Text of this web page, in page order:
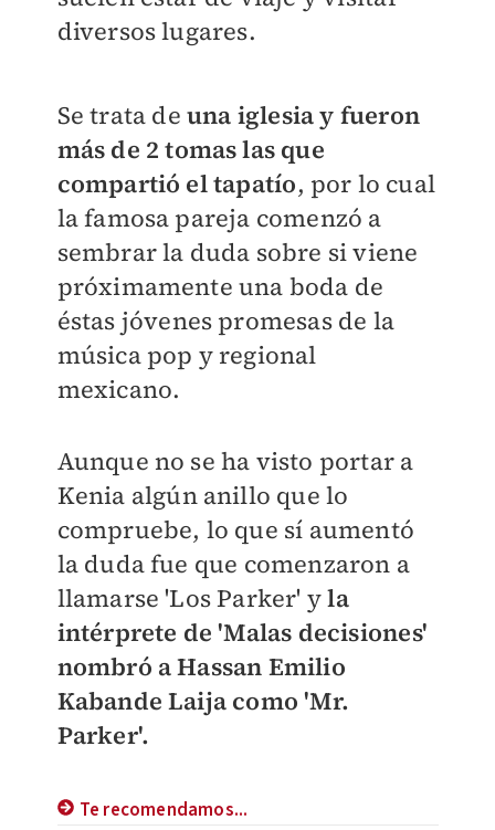
diversos lugares.
Se trata de una iglesia y fueron
más de 2 tomas las que
compartió el tapatío, por lo cual
la famosa pareja comenzó a
sembrar la duda sobre si viene
próximamente una boda de
éstas jóvenes promesas de la
música pop y regional
mexicano.
Aunque no se ha visto portar a
Kenia algún anillo que lo
compruebe, lo que sí aumentó
la duda fue que comenzaron a
llamarse 'Los Parker' yla
intérprete de 'Malas decisiones'
nombró a Hassan Emilio
Kabande Laija como 'Mr.
Parker'.
Te recomendamos...